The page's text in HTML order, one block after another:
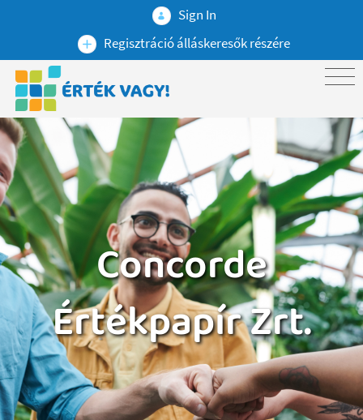
Sign In
Regisztráció álláskeresők részére
Concorde
Értékpapír Zrt.